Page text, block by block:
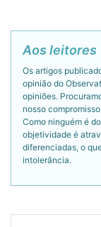
Aos leitores
Os artigos
opinião do
opiniões.
nosso
Como ninguém é
objetividade é
diferenciadas, o
intolerância.